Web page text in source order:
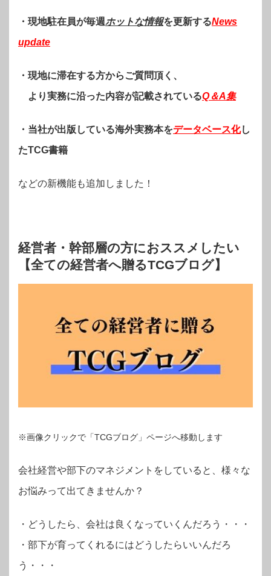
・現地駐在員が毎週ホットな情報を更新するNews
update
・現地に滞在する方からご質問頂く、
より実務に沿った内容が記載されているQ＆A集
・当社が出版している海外実務本をデータベース化し
たTCG書籍
などの新機能も追加しました！
経営者・幹部層の方におススメしたい
【全ての経営者へ贈るTCGブログ】
※画像クリックで「TCGブログ」ページへ移動します
会社経営や部下のマネジメントをしていると、様々な
お悩みって出てきませんか？
・ どうしたら、会社は良くなっていくんだろう・・・
・部下が育ってくれるにはどうしたらいいんだろ
う・・・